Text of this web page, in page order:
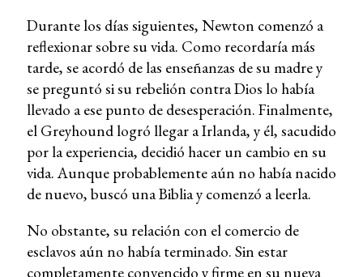
Durante los días siguientes, Newton comenzó a
reflexionar sobre su vida. Como recordaría más
tarde, se acordó de las enseñanzas de su madre y
se preguntó si su rebelión contra Dios lo había
llevado a ese punto de desesperación. Finalmente,
el Greyhound logró llegar a Irlanda, y él, sacudido
por la experiencia, decidió hacer un cambio en su
vida. Aunque probablemente aún no había nacido
de nuevo, buscó una Biblia y comenzó a leerla.
No obstante, su relación con el comercio de
esclavos aún no había terminado. Sin estar
completamente convencido y firme en su nueva